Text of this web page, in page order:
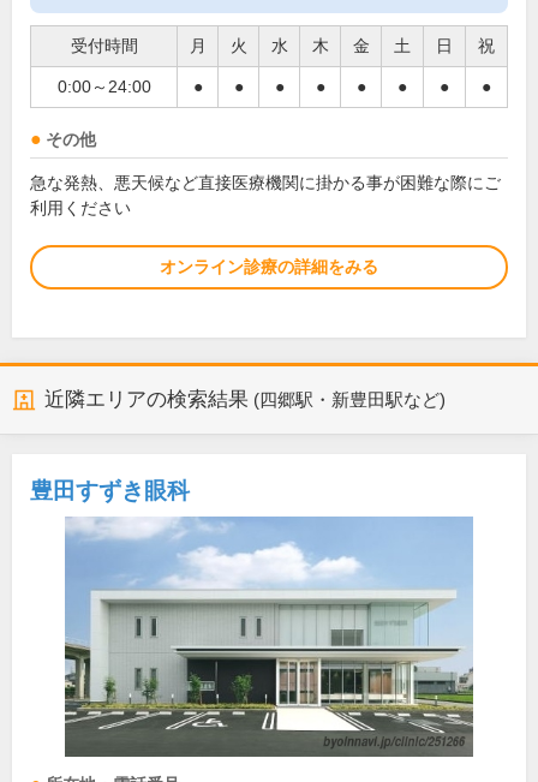
受付時間 月 火 水 木 金 土 日 祝
0:00～24:00 ● ● ● ● ● ● ● ●
その他
急な発熱、悪天候など直接医療機関に掛かる事が困難な際にご
利用ください
オンライン診療の詳細をみる
近隣エリアの検索結果 (四郷駅・新豊田駅など)
豊田すずき眼科